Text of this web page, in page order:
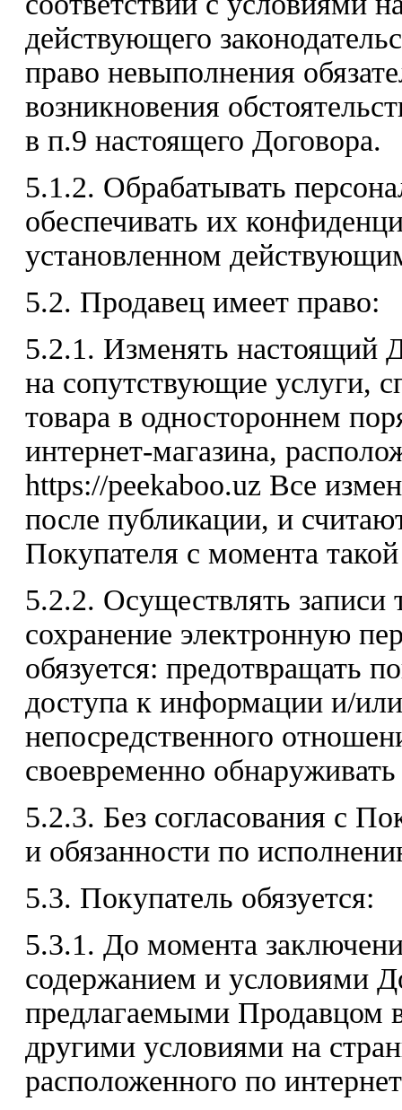
действующего
право невыполнения
возникновения
в п.9 настоящего Договора.
5.1.2. Обрабатывать
обеспечивать их
установленном
5.2. Продавец имеет право:
5.2.1. Изменять настоящий
на сопутствующие услуги,
товара в одностороннем
интернет-магазина,
https://peekaboo.uz Все
после публикации, и
Покупателя с момента
5.2.2. Осуществлять записи
сохранение электронную
обязуется: предотвращать
доступа к информации и/
непосредственного
своевременно
5.2.3. Без согласования с
и обязанности по
5.3. Покупатель обязуется:
5.3.1. До момента
содержанием и условиями
предлагаемыми Продавцом
другими условиями на
расположенного по